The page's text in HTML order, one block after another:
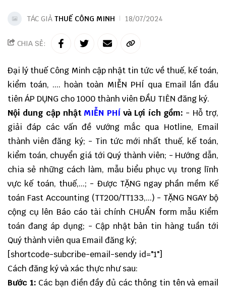
TÁC GIẢ THUẾ CÔNG MINH 18/07/2024
CHIA SẺ:
Đại lý thuế Công Minh cập nhật tin tức về thuế, kế toán,
kiểm toán, .... hoàn toàn MIỄN PHÍ qua Email lần đầu
tiên ÁP DỤNG cho 1000 thành viên ĐẦU TIÊN đăng ký.
Nội dung cập nhậtMIỄN PHÍ và Lợi ích gồm: - Hỗ trợ,
giải đáp các vấn đề vướng mắc qua Hotline, Email
thành viên đăng ký; - Tin tức mới nhất thuế, kế toán,
kiểm toán, chuyển giá tới Quý thành viên; - Hướng dẫn,
chia sẻ những cách làm, mẫu biểu phục vụ trong lĩnh
vực kế toán, thuế,...; - Được TẶNG ngay phần mềm Kế
toán Fast Accounting (TT200/TT133,...) - TẶNG NGAY bộ
cộng cụ lên Báo cáo tài chính CHUẨN form mẫu Kiểm
toán đang áp dụng; - Cập nhật bản tin hàng tuần tới
Quý thành viên qua Email đăng ký;
[shortcode-subcribe-email-sendy id="1"]
Cách đăng ký và xác thực như sau:
Bước 1: Các bạn điền đầy đủ các thông tin tên và email